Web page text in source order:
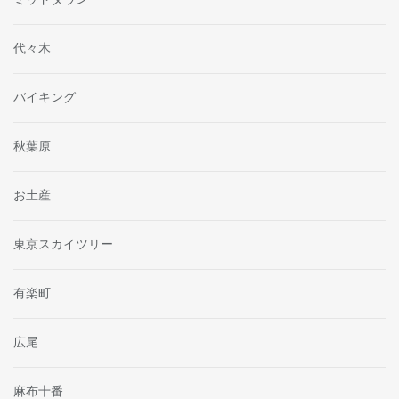
代々木
バイキング
秋葉原
お土産
東京スカイツリー
有楽町
広尾
麻布十番